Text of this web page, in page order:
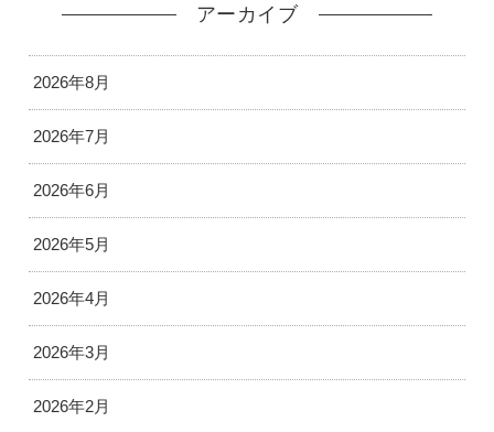
アーカイブ
2026年8月
2026年7月
2026年6月
2026年5月
2026年4月
2026年3月
2026年2月